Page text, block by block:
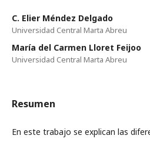
C. Elier Méndez Delgado
Universidad Central Marta Abreu
María del Carmen Lloret Feijoo
Universidad Central Marta Abreu
Resumen
En este trabajo se explican las